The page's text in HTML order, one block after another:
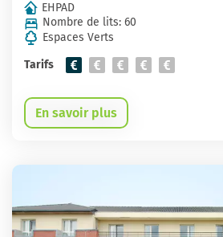
EHPAD
Nombre de lits: 60
Espaces Verts
Tarifs
En savoir plus